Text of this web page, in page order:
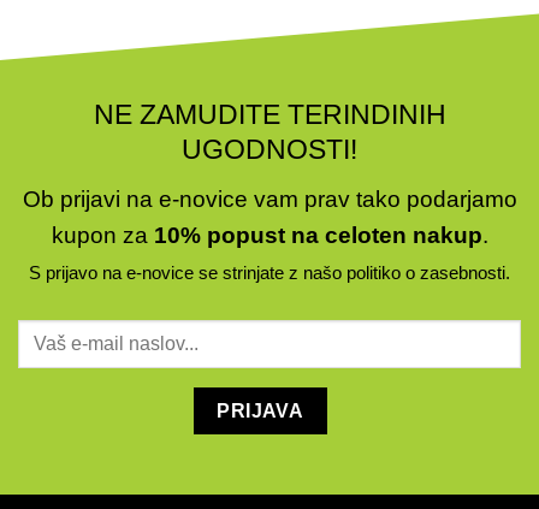
NE ZAMUDITE TERINDINIH
UGODNOSTI!
Ob prijavi na e-novice vam prav tako podarjamo
kupon za 10% popust na celoten nakup.
S prijavo na e-novice se strinjate z našo politiko o zasebnosti.